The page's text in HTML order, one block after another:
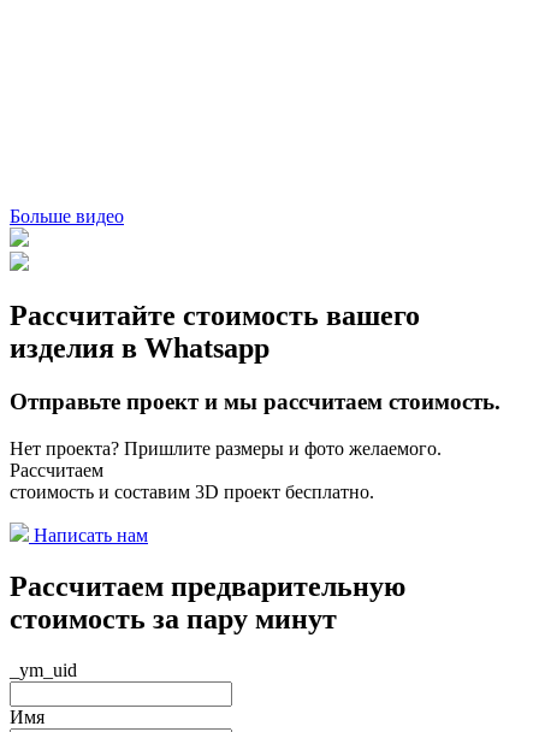
Больше видео
Рассчитайте стоимость вашего
изделия в Whatsapp
Отправьте проект и мы рассчитаем стоимость.
Нет проекта? Пришлите размеры и фото желаемого.
Рассчитаем
стоимость и составим 3D проект бесплатно.
Написать нам
Рассчитаем предварительную
стоимость за пару минут
_ym_uid
Имя